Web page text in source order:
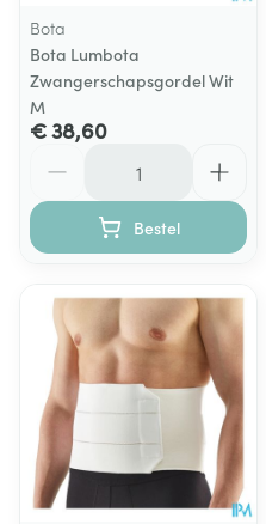
Bota
Bota Lumbota
Zwangerschapsgordel Wit
M
€ 38,60
Bestel